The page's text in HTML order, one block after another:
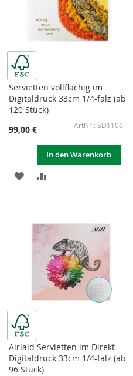
Servietten vollflächig im
Digitaldruck 33cm 1/4-falz (ab
120 Stück)
99,00 €
SD1106
In den Warenkorb
ZUR
Airlaid Servietten im Direkt-
Digitaldruck 33cm 1/4-falz (ab
96 Stück)